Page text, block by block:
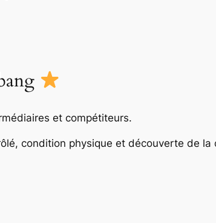
et compétiteurs.
condition physique et découverte de la